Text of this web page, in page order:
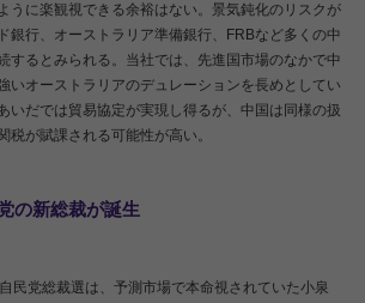
うに楽観視できる余裕はない。景気鈍化のリスクが
銀行、オーストラリア準備銀行、FRBなど多くの中
するとみられる。当社では、先進国市場のなかで中
いオーストラリアのデュレーションを長めとしてい
いだでは貿易協定が実現し得るが、中国は同様の扱
税が賦課される可能性が高い。
の新総裁が誕生
民党総裁選は、予測市場で本命視されていた小泉